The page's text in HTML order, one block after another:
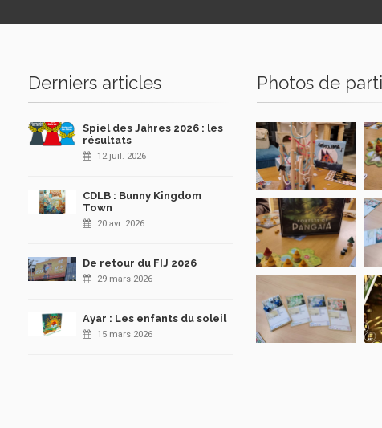
Derniers articles
Spiel des Jahres 2026 : les
résultats
12 juil. 2026
CDLB : Bunny Kingdom
Town
20 avr. 2026
De retour du FIJ 2026
29 mars 2026
Ayar : Les enfants du soleil
15 mars 2026
Photos de